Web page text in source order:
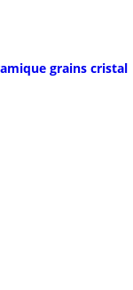
grains cristal